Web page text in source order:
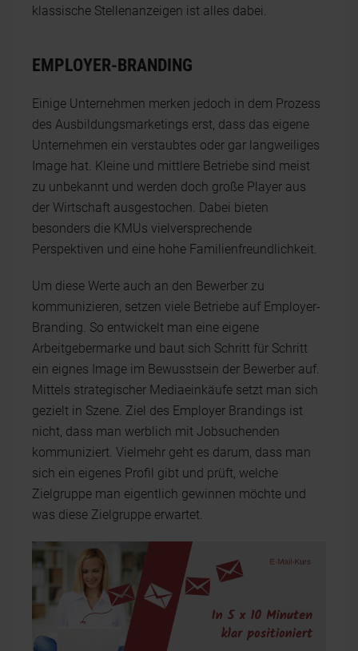
klassische Stellenanzeigen ist alles dabei.
EMPLOYER-BRANDING
Einige Unternehmen merken jedoch in dem Prozess
des Ausbildungsmarketings erst, dass das eigene
Unternehmen ein verstaubtes oder gar langweiliges
Image hat. Kleine und mittlere Betriebe sind meist
zu unbekannt und werden doch große Player aus
der Wirtschaft ausgestochen. Dabei bieten
besonders die KMUs vielversprechende
Perspektiven und eine hohe Familienfreundlichkeit.
Um diese Werte auch an den Bewerber zu
kommunizieren, setzen viele Betriebe auf Employer-
Branding. So entwickelt man eine eigene
Arbeitgebermarke und baut sich Schritt für Schritt
ein eignes Image im Bewusstsein der Bewerber auf.
Mittels strategischer Mediaeinkäufe setzt man sich
gezielt in Szene. Ziel des Employer Brandings ist
nicht, dass man werblich mit Jobsuchenden
kommuniziert. Vielmehr geht es darum, dass man
sich ein eigenes Profil gibt und prüft, welche
Zielgruppe man eigentlich gewinnen möchte und
was diese Zielgruppe erwartet.